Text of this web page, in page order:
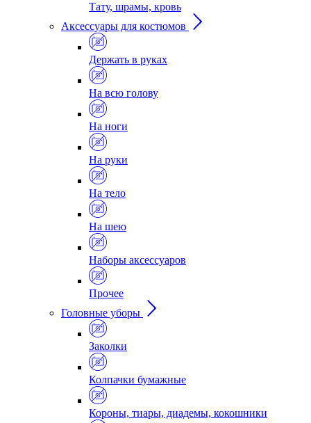
Тату, шрамы, кровь
Аксессуары для костюмов
Держать в руках
На всю голову
На ноги
На руки
На тело
На шею
Наборы аксессуаров
Прочее
Головные уборы
Заколки
Колпачки бумажные
Короны, тиары, диадемы, кокошники